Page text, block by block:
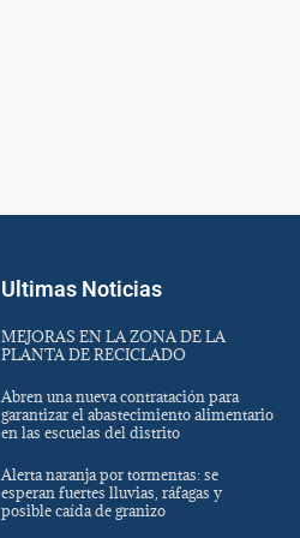
Ultimas Noticias
MEJORAS EN LA ZONA DE LA
PLANTA DE RECICLADO
Abren una nueva contratación para
garantizar el abastecimiento alimentario
en las escuelas del distrito
Alerta naranja por tormentas: se
esperan fuertes lluvias, ráfagas y
posible caída de granizo